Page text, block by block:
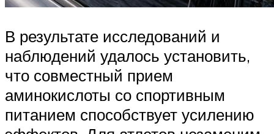
В результате исследований и
наблюдений удалось установить,
что совместный прием
аминокислоты со спортивным
питанием способствует усилению